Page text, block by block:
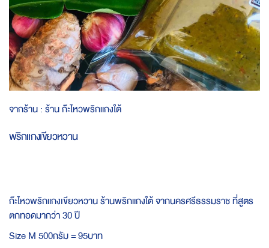
to
beginning
จากร้าน :ร้าน ก๊ะไหวพริกแกงใต้
พริกแกงเขียวหวาน
ก๊ะไหวพริกแกงเขียวหวาน ร้านพริกแกงใต้ จากนครศรีธรรมราช ที่สูตร
ตกทอดมากว่า 30 ปี
Size M 500กรัม = 95บาท